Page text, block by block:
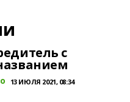
с
13 ИЮЛЯ 2021, 08:34